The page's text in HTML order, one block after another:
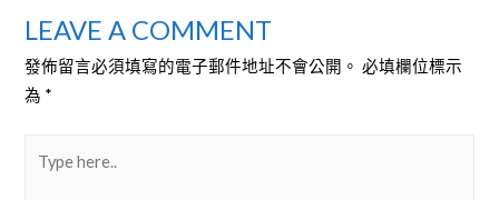
章
LEAVE A COMMENT
發佈留言必須填寫的電子郵件地址不會公開。 必填欄位標示
為 *
here..